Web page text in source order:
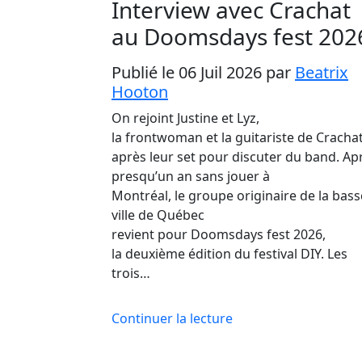
Interview avec Crachat
au Doomsdays fest
Publié le 06 Juil 2026 par Beatrix
Hooton
On rejoint Justine et Lyz,
la frontwoman et la guitariste de
après leur set pour discuter du band.
presqu’un an sans jouer à
Montréal, le groupe originaire de la
ville de Québec
revient pour Doomsdays fest 2026,
la deuxième édition du festival DIY. Les
trois…
Continuer la lecture